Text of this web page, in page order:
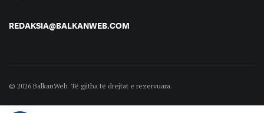
REDAKSIA@BALKANWEB.COM
© 2026 BalkanWeb. Të gjitha të drejtat e rezervuara.